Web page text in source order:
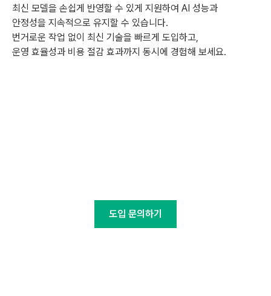
최신 모델을 손쉽게 반영할 수 있게 지원하여 AI 성능과
안정성을 지속적으로 유지할 수 있습니다.
번거로운 작업 없이 최신 기술을 빠르게 도입하고,
운영 효율성과 비용 절감 효과까지 동시에 경험해 보세요.
도입 문의하기